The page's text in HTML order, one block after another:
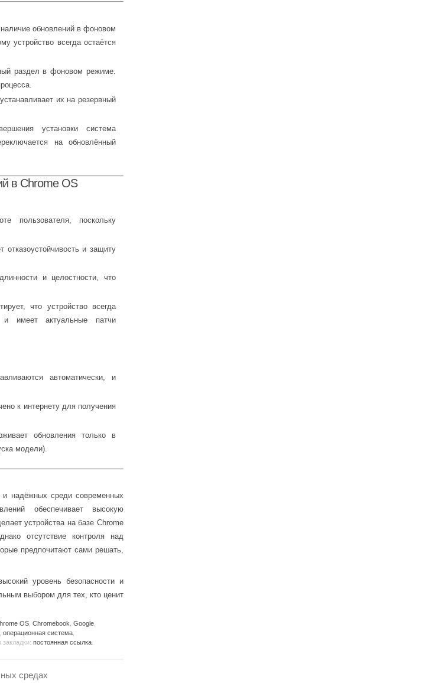
обновлений в фоновом
устройство всегда остаётся
раздел в фоновом режиме.
их на резервный
установки система
на обновлённый
в Chrome OS
пользователя, поскольку
отказоустойчивость и защиту
и целостности, что
что устройство всегда
и имеет актуальные патчи
автоматически, и
к интернету для получения
обновления только в
модели).
надёжных среди современных
обеспечивает высокую
устройства на базе Chrome
отсутствие контроля над
предпочитают сами решать,
уровень безопасности и
выбором для тех, кто ценит
OS, Chromebook, Google,
, операционная система,
закладки: постоянная ссылка.
средах